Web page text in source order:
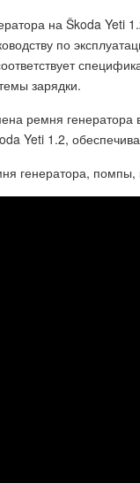
на Škoda Yeti
по
зарядки.
ремня
Yeti 1.2,
генератора, помпы,